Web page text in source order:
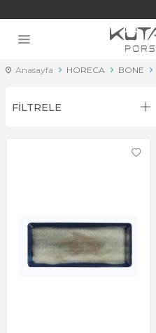
Anasayfa HORECA BONE
FİLTRELE